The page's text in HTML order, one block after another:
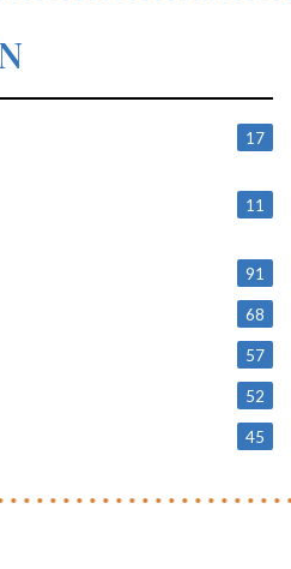
17
11
91
68
57
52
45